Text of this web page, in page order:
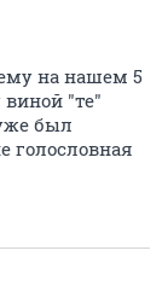
на нашем 5
"те"
был
голословная